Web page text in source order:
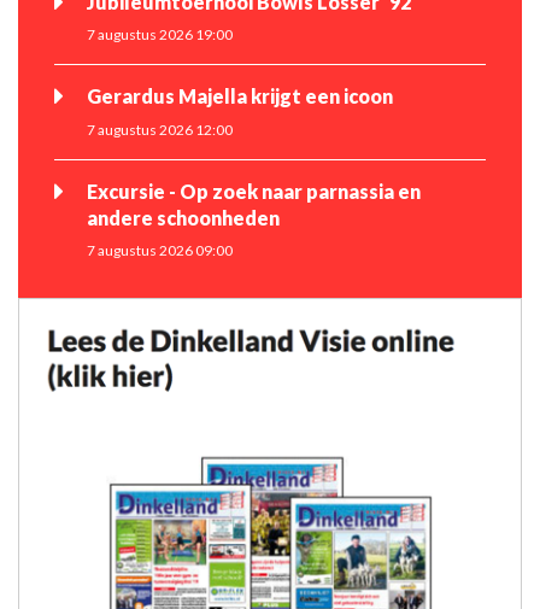
7 augustus 2026 19:00
Gerardus Majella krijgt een icoon
7 augustus 2026 12:00
Excursie - Op zoek naar parnassia en
andere schoonheden
7 augustus 2026 09:00